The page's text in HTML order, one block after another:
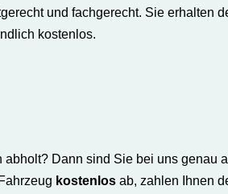
und fachgerecht. Sie erhalten
kostenlos.
Dann sind Sie bei uns genau
kostenlos ab, zahlen Ihnen